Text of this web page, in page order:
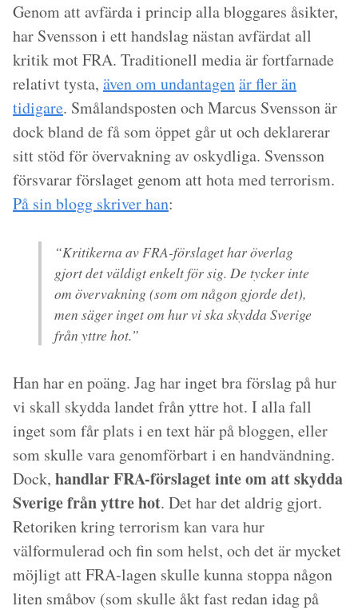
Genom att avfärda i princip alla bloggares åsikter,
har Svensson i ett handslag nästan avfärdat all
kritik mot FRA. Traditionell media är fortfarnade
relativt tysta, även om undantagenär fler än
tidigare. Smålandsposten och Marcus Svensson är
dock bland de få som öppet går ut och deklarerar
sitt stöd för övervakning av oskydliga. Svensson
försvarar förslaget genom att hota med terrorism.
På sin blogg skriver han:
“Kritikerna av FRA-förslaget har överlag
gjort det väldigt enkelt för sig. De tycker inte
om övervakning (som om någon gjorde det),
men säger inget om hur vi ska skydda Sverige
från yttre hot.”
Han har en poäng. Jag har inget bra förslag på hur
vi skall skydda landet från yttre hot. I alla fall
inget som får plats i en text här på bloggen, eller
som skulle vara genomförbart i en handvändning.
Dock, handlar FRA-förslaget inte om att skydda
Sverige från yttre hot. Det har det aldrig gjort.
Retoriken kring terrorism kan vara hur
välformulerad och fin som helst, och det är mycket
möjligt att FRA-lagen skulle kunna stoppa någon
liten småbov (som skulle åkt fast redan idag på